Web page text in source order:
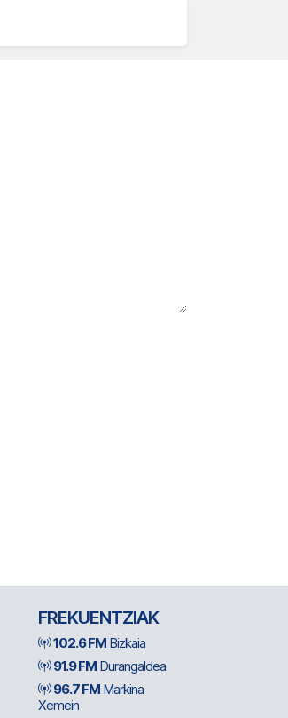
FREKUENTZIAK
102.6 FM Bizkaia
91.9 FM Durangaldea
96.7 FM Markina
Xemein